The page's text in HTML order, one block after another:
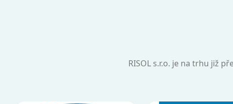
RISOL s.r.o. je na trhu již